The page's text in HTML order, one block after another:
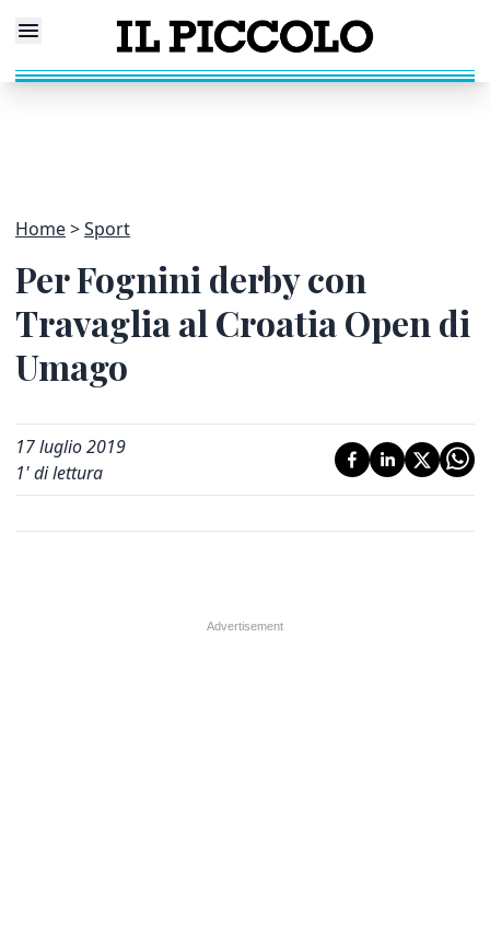
Home Sport
Per Fognini derby con
Travaglia al Croatia Open di
Umago
17 luglio 2019
1' di lettura